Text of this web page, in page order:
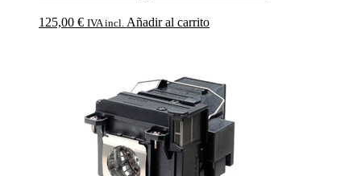
125,00 € IVA incl. Añadir al carrito